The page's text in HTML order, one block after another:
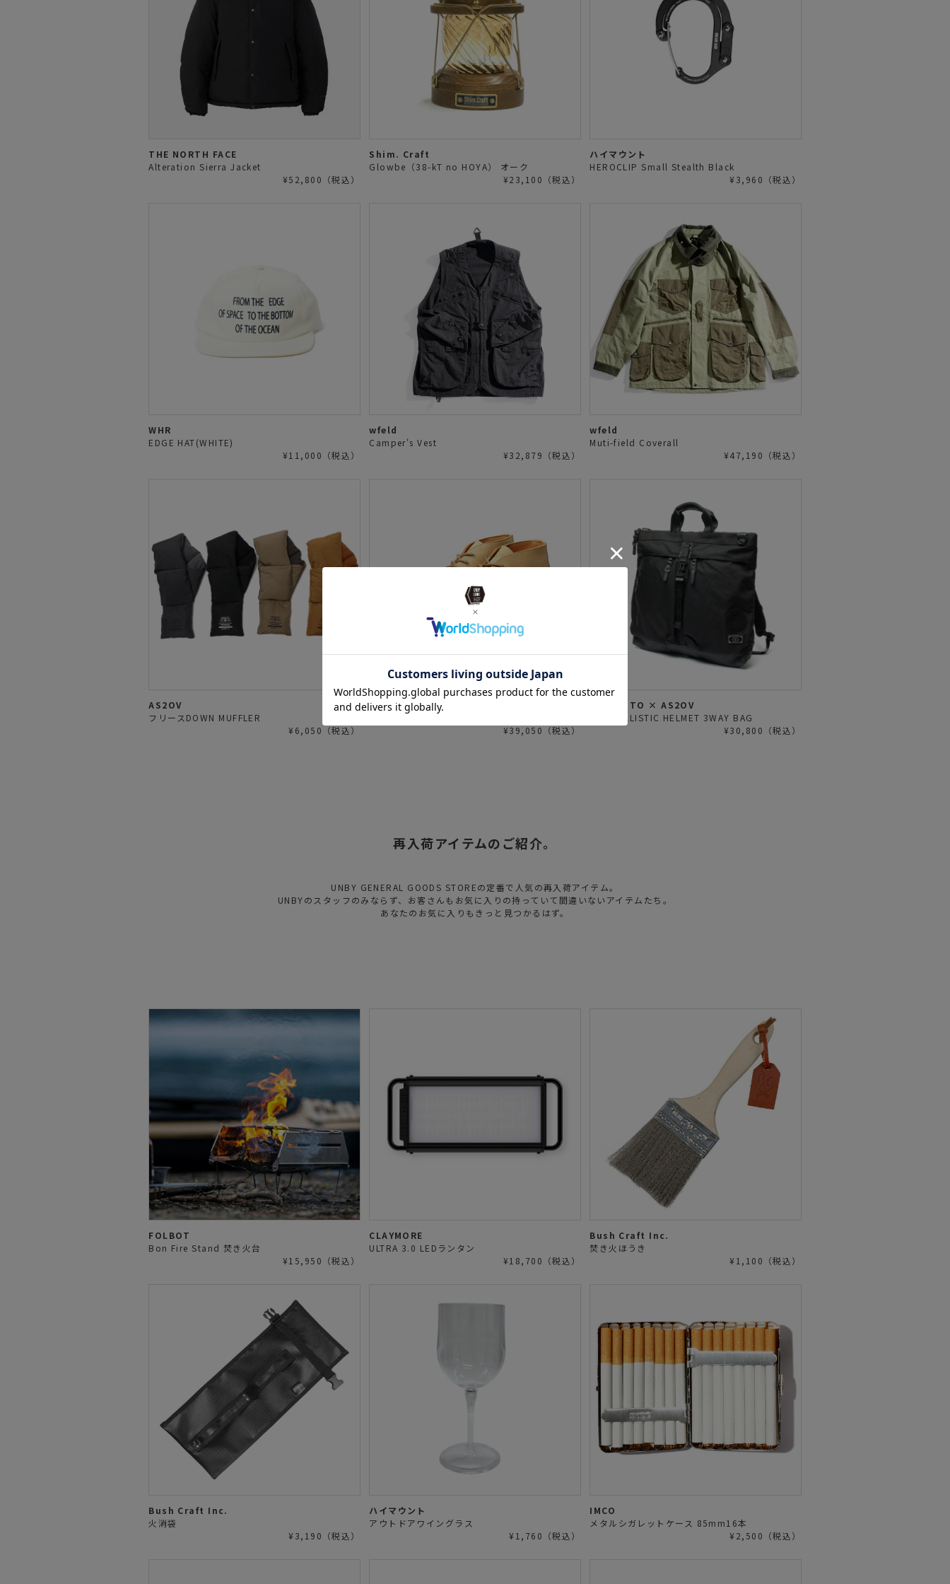
THE NORTH FACE
Alteration Sierra Jacket
¥52,800（税込）
Shim. Craft
Glowbe（38-kT no HOYA） オーク
¥23,100（税込）
ハイマウント
HEROCLIP Small Stealth Black
¥3,960（税込）
WHR
EDGE HAT(WHITE)
¥11,000（税込）
wfeld
Camper's Vest
¥32,879（税込）
wfeld
Muti-field Coverall
¥47,190（税込）
AS2OV
フリースDOWN MUFFLER
¥6,050（税込）
Danner
KLAMATH CHUKKA
¥39,050（税込）
SOMABITO × AS2OV
別注 BALLISTIC HELMET 3WAY BAG
¥30,800（税込）
再入荷アイテムのご紹介。
UNBY GENERAL GOODS STOREの定番で人気の再入荷アイテム。
UNBYのスタッフのみならず、お客さんもお気に入りの持っていて間違いないアイテムたち。
あなたのお気に入りもきっと見つかるはず。
FOLBOT
Bon Fire Stand 焚き火台
¥15,950（税込）
CLAYMORE
ULTRA 3.0 LEDランタン
¥18,700（税込）
Bush Craft Inc.
焚き火ほうき
¥1,100（税込）
Bush Craft Inc.
火消袋
¥3,190（税込）
ハイマウント
アウトドアワイングラス
¥1,760（税込）
IMCO
メタルシガレットケース 85mm16本
¥2,500（税込）